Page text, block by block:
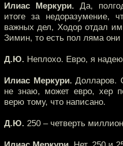
Илиас Меркури. Да,
итоге за недоразумение,
важных дел, Ходор отдал
Зимин, то есть пол ляма
Д.Ю. Неплохо. Евро, я
Илиас Меркури. Долларов.
не знаю, может евро, хер
верю тому, что написано.
Д.Ю. 250 – четверть